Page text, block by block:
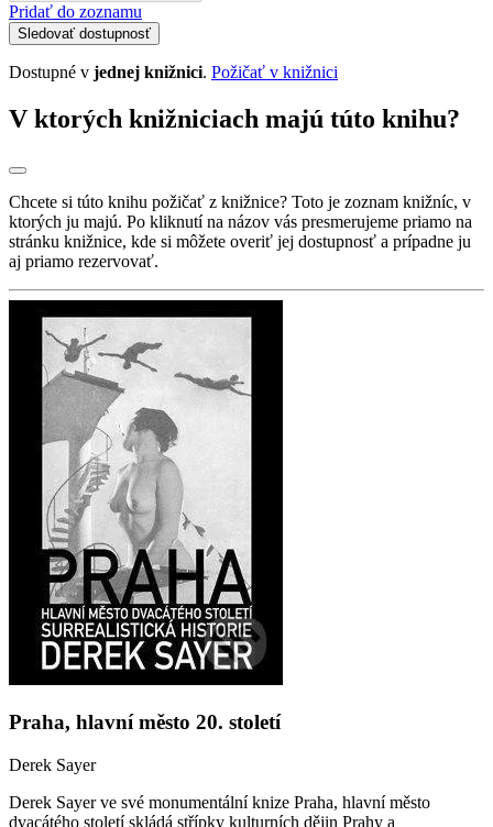
Pridať do zoznamu
Sledovať dostupnosť
Dostupné v jednej knižnici. Požičať v knižnici
V ktorých knižniciach majú túto knihu?
Chcete si túto knihu požičať z knižnice? Toto je zoznam knižníc, v
ktorých ju majú. Po kliknutí na názov vás presmerujeme priamo na
stránku knižnice, kde si môžete overiť jej dostupnosť a prípadne ju
aj priamo rezervovať.
Praha, hlavní město 20. století
Derek Sayer
Derek Sayer ve své monumentální knize Praha, hlavní město
dvacátého století skládá střípky kulturních dějin Prahy a